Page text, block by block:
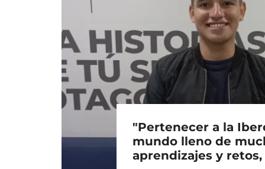
"Pertenecer a la
mundo lleno de
aprendizajes y retos,